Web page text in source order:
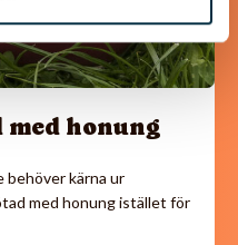
honung
behöver kärna ur
med honung istället för